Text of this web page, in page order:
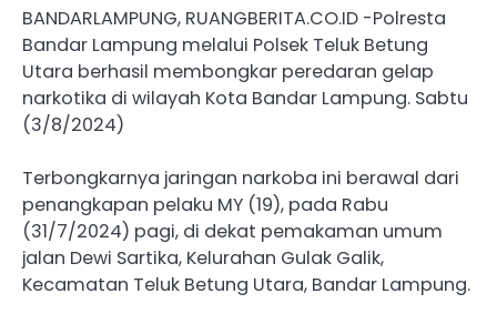
BANDARLAMPUNG, RUANGBERITA.CO.ID -Polresta
Bandar Lampung melalui Polsek Teluk Betung
Utara berhasil membongkar peredaran gelap
narkotika di wilayah Kota Bandar Lampung. Sabtu
(3/8/2024)
Terbongkarnya jaringan narkoba ini berawal dari
penangkapan pelaku MY (19), pada Rabu
(31/7/2024) pagi, di dekat pemakaman umum
jalan Dewi Sartika, Kelurahan Gulak Galik,
Kecamatan Teluk Betung Utara, Bandar Lampung.